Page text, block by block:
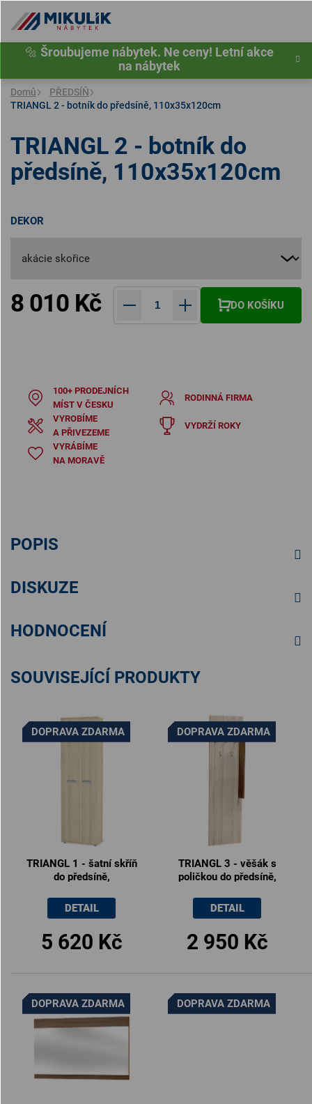
obsah
🔩 Šroubujeme nábytek. Ne ceny! Letní akce
na nábytek
Domů
PŘEDSÍŇ
TRIANGL 2 - botník do předsíně, 110x35x120cm
DEKOR
8 010 Kč DO KOŠÍKU
TRIANGL 2 - botník do
předsíně, 110x35x120cm
100+ PRODEJNÍCH
MÍST V ČESKU
RODINNÁ FIRMA
VYROBÍME
A PŘIVEZEME
VYDRŽÍ ROKY
VYRÁBÍME
NA MORAVĚ
POPIS
DISKUZE
HODNOCENÍ
SOUVISEJÍCÍ PRODUKTY
DOPRAVA ZDARMA
TRIANGL 1 - šatní skříň
do předsíně,
5 620 Kč
DETAIL
DOPRAVA ZDARMA
TRIANGL 3 - věšák s
poličkou do předsíně,
2 950 Kč
DETAIL
DOPRAVA ZDARMA DOPRAVA ZDARMA